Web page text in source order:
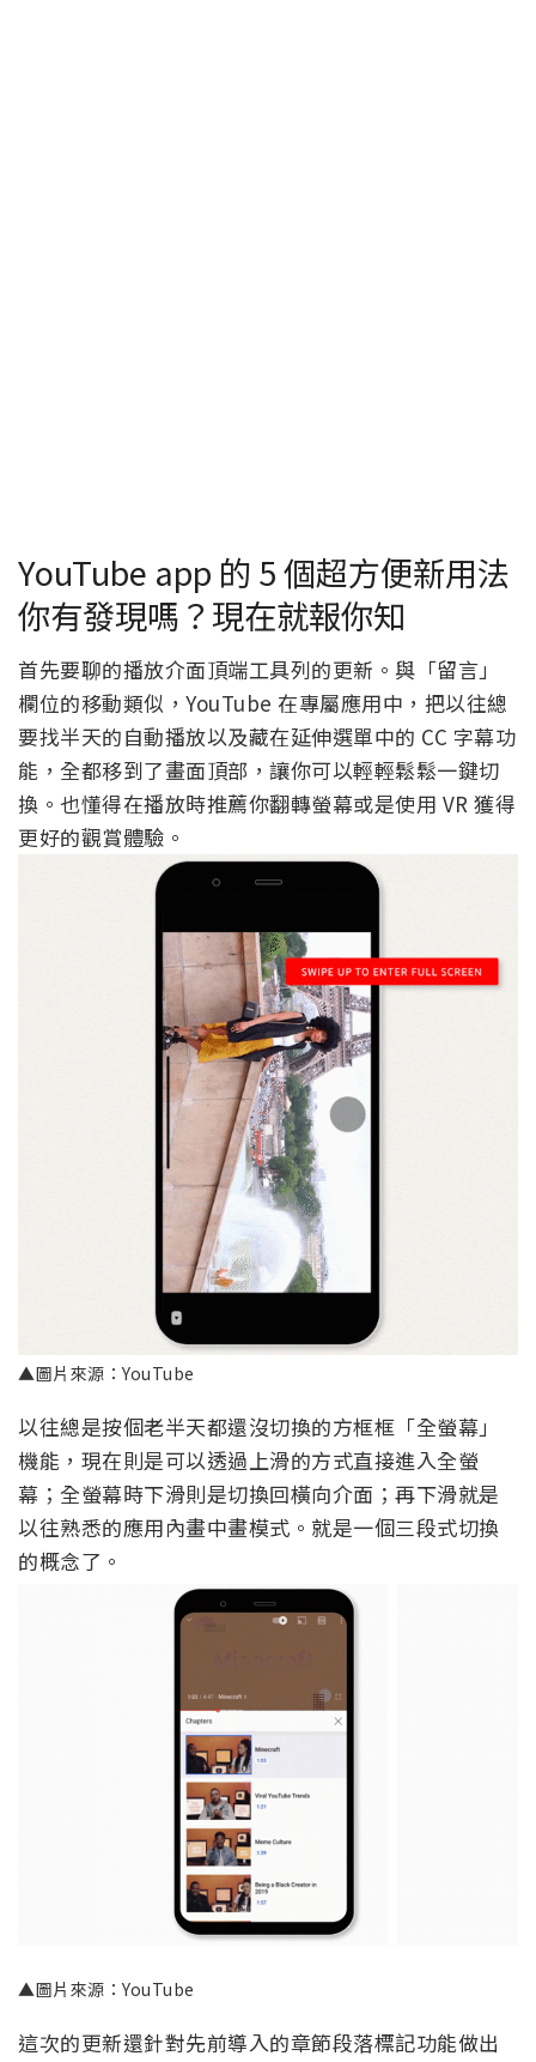
YouTube app 的 5 個超方便新用法
你有發現嗎？現在就報你知
首先要聊的播放介面頂端工具列的更新。與「留言」
欄位的移動類似，YouTube 在專屬應用中，把以往總
要找半天的自動播放以及藏在延伸選單中的 CC 字幕功
能，全都移到了畫面頂部，讓你可以輕輕鬆鬆一鍵切
換。也懂得在播放時推薦你翻轉螢幕或是使用 VR 獲得
更好的觀賞體驗。
▲圖片來源：YouTube
以往總是按個老半天都還沒切換的方框框「全螢幕」
機能，現在則是可以透過上滑的方式直接進入全螢
幕；全螢幕時下滑則是切換回橫向介面；再下滑就是
以往熟悉的應用內畫中畫模式。就是一個三段式切換
的概念了。
▲圖片來源：YouTube
這次的更新還針對先前導入的章節段落標記功能做出